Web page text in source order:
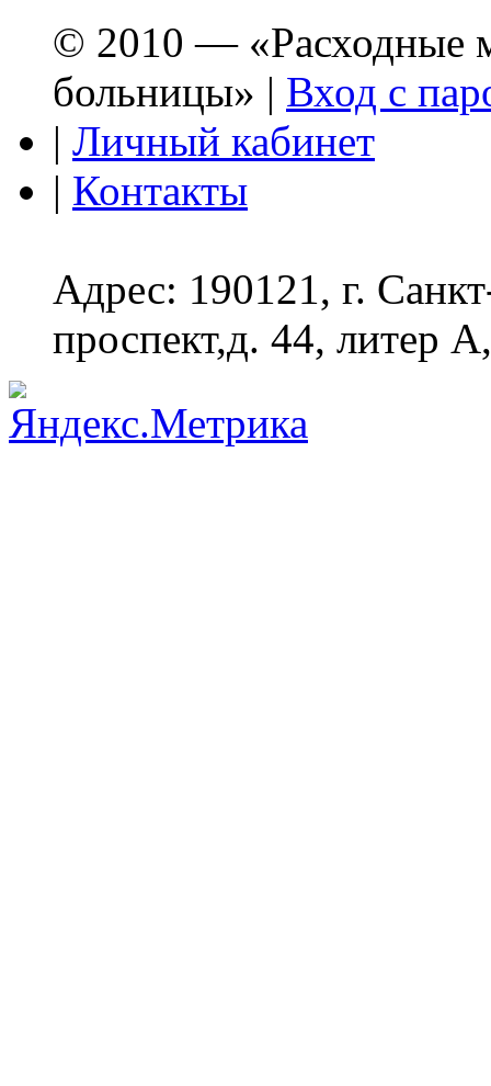
© 2010 — «Расходные
больницы» | Вход с
| Личный кабинет
| Контакты
Адрес: 190121, г.
проспект,д. 44, литер